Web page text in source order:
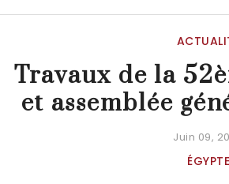
Travaux de la
et assemblée
Juin 09,
ÉGYPTE